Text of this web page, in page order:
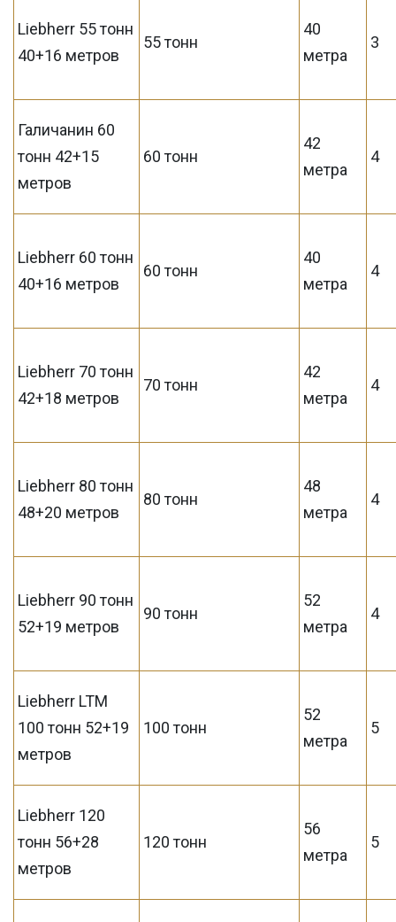
Liebherr 55 тонн
40+16 метров
55 тонн
40
метра
3
Галичанин 60
тонн 42+15
метров
60 тонн
42
метра
4
Liebherr 60 тонн
40+16 метров
60 тонн
40
метра
4
Liebherr 70 тонн
42+18 метров
70 тонн
42
метра
4
Liebherr 80 тонн
48+20 метров
80 тонн
48
метра
4
Liebherr 90 тонн
52+19 метров
90 тонн
52
метра
4
Liebherr LTM
100 тонн 52+19
метров
100 тонн
52
метра
5
Liebherr 120
тонн 56+28
метров
120 тонн
56
метра
5